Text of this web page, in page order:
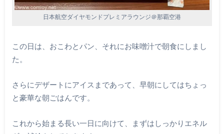
日本航空ダイヤモンドプレミアラウンジ＠那覇空港
この日は、おこわとパン、それにお味噌汁で朝食にしまし
た。
さらにデザートにアイスまであって、早朝にしてはちょっ
と豪華な朝ごはんです。
これから始まる長い一日に向けて、まずはしっかりエネル